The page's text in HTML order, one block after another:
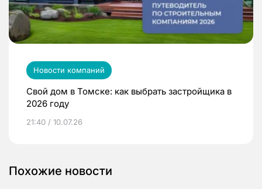
Новости компаний
Свой дом в Томске: как выбрать застройщика в
2026 году
21:40 / 10.07.26
Похожие новости